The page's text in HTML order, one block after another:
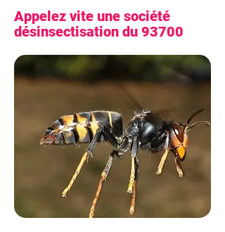
Appelez vite une société
désinsectisation du 93700